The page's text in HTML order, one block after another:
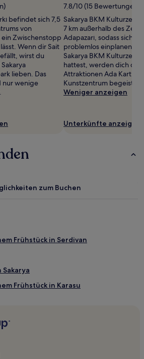
befindet sich 7,5
von
ein Zwischenstopp
Wenn dir Sait
wirst du
lieben. Das
nur wenige
7.8/10 (15 Bewertungen)
Sakarya BKM
7 km außerhalb des
Adapazarı, sodass sich
problemlos einplanen
Sakarya BKM
hattest, werden dich die
Attraktionen Ada Karting
Kunstzentrum
Weniger anzeigen
Unterkünfte anzeigen
zum Buchen
Frühstück in Serdivan
Frühstück in Karasu